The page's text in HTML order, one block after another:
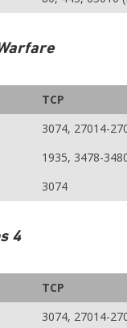
TCP
3074, 27014-
1935, 3478-
3074
4
TCP
3074, 27014-